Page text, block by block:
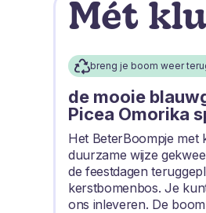
Mét
breng je boom weer
de mooie
Picea Omorika
Het BeterBoompje met
duurzame wijze
de feestdagen
kerstbomenbos. Je
ons inleveren. De